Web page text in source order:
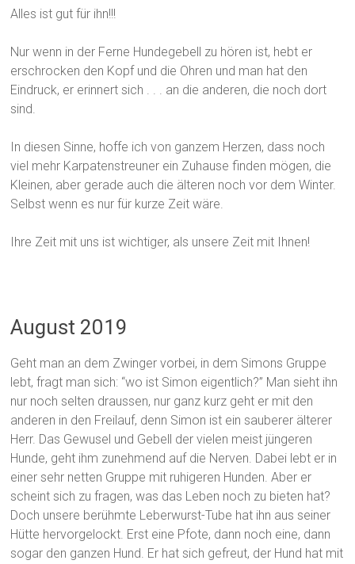
Alles ist gut für ihn!!!
Nur wenn in der Ferne Hundegebell zu hören ist, hebt er
erschrocken den Kopf und die Ohren und man hat den
Eindruck, er erinnert sich . . . an die anderen, die noch dort
sind.
In diesen Sinne, hoffe ich von ganzem Herzen, dass noch
viel mehr Karpatenstreuner ein Zuhause finden mögen, die
Kleinen, aber gerade auch die älteren noch vor dem Winter.
Selbst wenn es nur für kurze Zeit wäre.
Ihre Zeit mit uns ist wichtiger, als unsere Zeit mit Ihnen!
August 2019
Geht man an dem Zwinger vorbei, in dem Simons Gruppe
lebt, fragt man sich: “wo ist Simon eigentlich?” Man sieht ihn
nur noch selten draussen, nur ganz kurz geht er mit den
anderen in den Freilauf, denn Simon ist ein sauberer älterer
Herr. Das Gewusel und Gebell der vielen meist jüngeren
Hunde, geht ihm zunehmend auf die Nerven. Dabei lebt er in
einer sehr netten Gruppe mit ruhigeren Hunden. Aber er
scheint sich zu fragen, was das Leben noch zu bieten hat?
Doch unsere berühmte Leberwurst-Tube hat ihn aus seiner
Hütte hervorgelockt. Erst eine Pfote, dann noch eine, dann
sogar den ganzen Hund. Er hat sich gefreut, der Hund hat mit